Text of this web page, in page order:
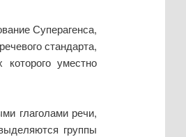
Суперагенса,
стандарта,
уместно
глаголами речи,
группы